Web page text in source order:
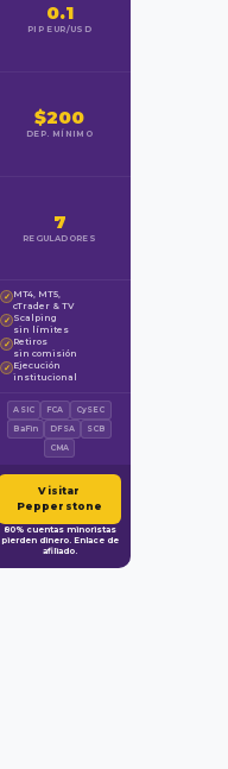
0.1
PIP EUR/USD
$200
DEP. MÍNIMO
7
REGULADORES
✓ MT4, MT5,
cTrader & TV
✓ Scalping
sin límites
✓ Retiros
sin comisión
✓ Ejecución
institucional
ASIC FCA
CySEC
BaFin
DFSA
SCB
CMA
Visitar
Pepperstone
80% cuentas minoristas
pierden dinero. Enlace de
afiliado.